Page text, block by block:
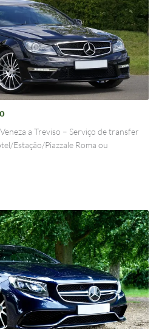
a Treviso – Serviço de transfer
Estação/Piazzale Roma ou